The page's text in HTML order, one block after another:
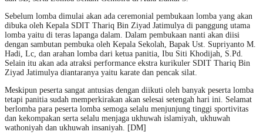
Sebelum lomba dimulai akan ada ceremonial pembukaan lomba yang akan
dibuka oleh Kepala SDIT Thariq Bin Ziyad Jatimulya di panggung utama
lomba yaitu di teras lapanga dalam. Dalam pembukaan nanti akan diisi
dengan sambutan pembuka oleh Kepala Sekolah, Bapak Ust. Supriyanto M.
Hadi, Lc, dan arahan lomba dari ketua panitia, Ibu Siti Khodijah, S.Pd.
Selain itu akan ada atraksi performance ekstra kurikuler SDIT Thariq Bin
Ziyad Jatimulya diantaranya yaitu karate dan pencak silat.
Meskipun peserta sangat antusias dengan diikuti oleh banyak peserta lomba
tetapi panitia sudah memperkirakan akan selesai setengah hari ini. Selamat
berlomba para peserta lomba semoga selalu menjunjung tinggi sportivitas
dan kekompakan serta selalu menjaga ukhuwah islamiyah, ukhuwah
wathoniyah dan ukhuwah insaniyah. [DM]